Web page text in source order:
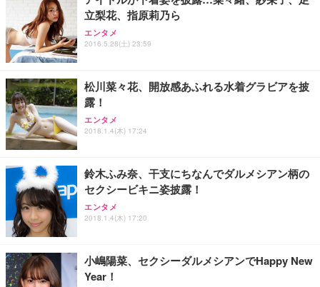
立梨花、指原莉乃ら
エンタメ
2016.5.28(土) 23:59
松川菜々花、開放感あふれる水着グラビアを披
露！
エンタメ
2018.1.4(木) 17:24
鈴木ふみ奈、干支にちなんでダルメシアン柄の
セクシービキニ姿披露！
エンタメ
2018.1.4(木) 17:20
小嶋陽菜、セクシーダルメシアンでHappy New
Year！